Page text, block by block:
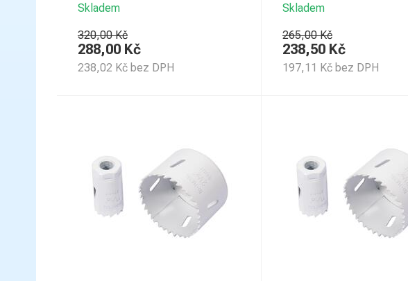
Skladem
320,00 Kč
288,00 Kč
238,02 Kč bez DPH
Skladem
265,00 Kč
238,50 Kč
197,11 Kč bez DPH